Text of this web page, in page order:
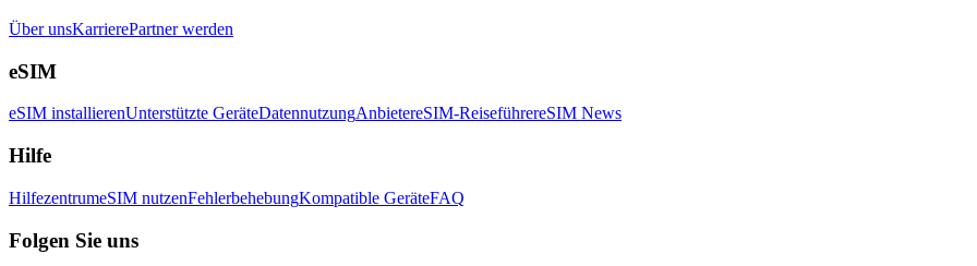
Über unsKarrierePartner werden
eSIM
eSIM installierenUnterstützte GeräteDatennutzungAnbietereSIM-ReiseführereSIM News
Hilfe
HilfezentrumeSIM nutzenFehlerbehebungKompatible GeräteFAQ
Folgen Sie uns